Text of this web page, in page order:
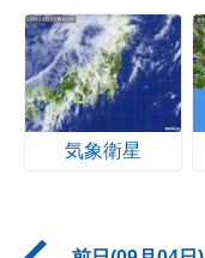
気象衛星